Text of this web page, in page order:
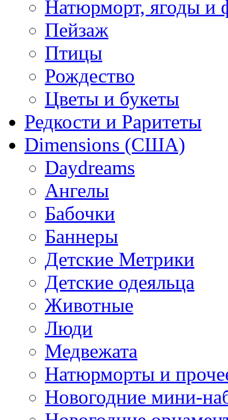
Натюрморт, ягоды и
Пейзаж
Птицы
Рождество
Цветы и букеты
Редкости и Раритеты
Dimensions (США)
Daydreams
Ангелы
Бабочки
Баннеры
Детские Метрики
Детские одеяльца
Животные
Люди
Медвежата
Натюрморты и
Новогодние мини-